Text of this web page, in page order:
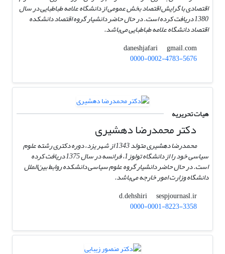
اقتصادی با گرایش اقتصاد بخش عمومی از دانشگاه علامه طباطبایی در سال
1380 دریافت کرده است. در حال حاضر دانشیار گروه اقتصاد دانشکده
اقتصاد دانشگاه علامه طباطبایی می‌باشد.
daneshjafari
gmail.com
0000-0002-4783-5676
هیات تحریریه
دکتر محمد‌رضا دهشیری
محمدرضا دهشیری متولد 1343 از شهر یزد، دوره دکتری رشته علوم
سیاسی خود را از دانشگاه تولوز1، فرانسه در سال 1375 دریافت کرده
است. در حال حاضر دانشیار گروه علوم سیاسی دانشکده روابط بین‌الملل
دانشگاه وزارت امور خارجه می‌باشد.
d.dehshiri
sespjournasl.ir
0000-0001-8223-3358